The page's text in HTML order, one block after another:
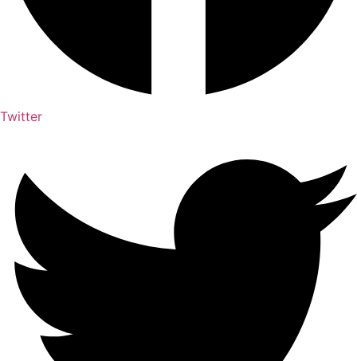
Twitter